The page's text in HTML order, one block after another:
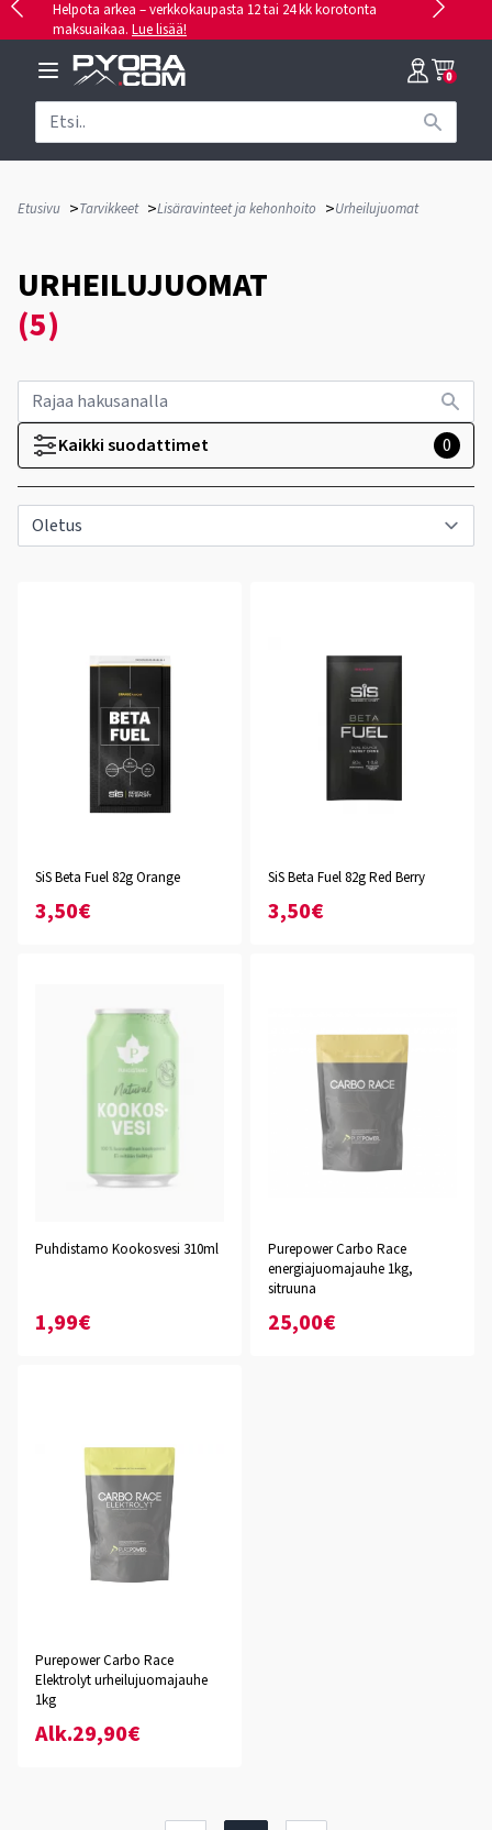
Helpota arkea – verkkokaupasta 12 tai 24 kk korotonta
maksuaikaa. Lue lisää!
0
Etusivu >Tarvikkeet >Lisäravinteet ja kehonhoito >Urheilujuomat
URHEILUJUOMAT
(5)
Kaikki suodattimet 0
SiS Beta Fuel 82g Orange
3,50€
SiS Beta Fuel 82g Red Berry
3,50€
Puhdistamo Kookosvesi 310ml
1,99€
Purepower Carbo Race
energiajuomajauhe 1kg,
sitruuna
25,00€
Purepower Carbo Race
Elektrolyt urheilujuomajauhe
1kg
Alk.29,90€